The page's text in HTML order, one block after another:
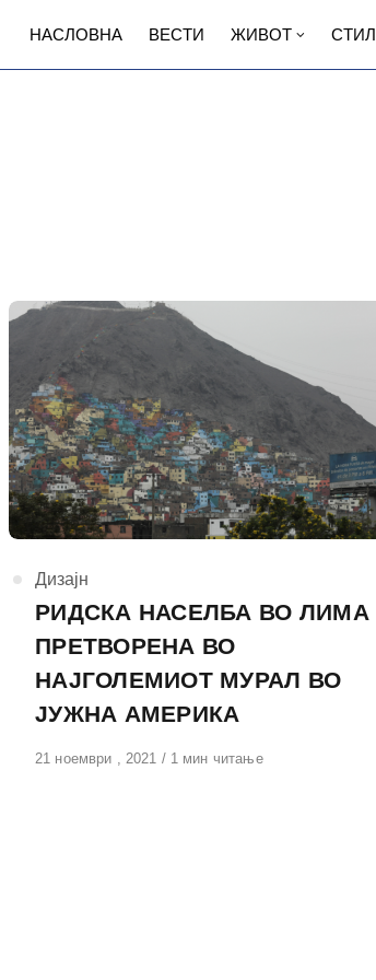
НАСЛОВНА ВЕСТИ ЖИВОТ СТИЛ
КАтегорија
Дизајн
РИДСКА НАСЕЛБА ВО ЛИМА
ПРЕТВОРЕНА ВО
НАЈГОЛЕМИОТ МУРАЛ ВО
ЈУЖНА АМЕРИКА
Објавено
21 ноември , 2021 1 мин читање